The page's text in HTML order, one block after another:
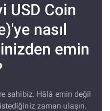
USD Coin
nasıl
emin
sahibiz. Hâlâ emin değil
zaman ulaşın.